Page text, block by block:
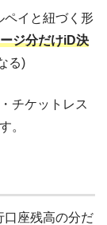
ペイと紐づく形
ジ分だけiD決
る)
チケットレス
。
口座残高の分だ